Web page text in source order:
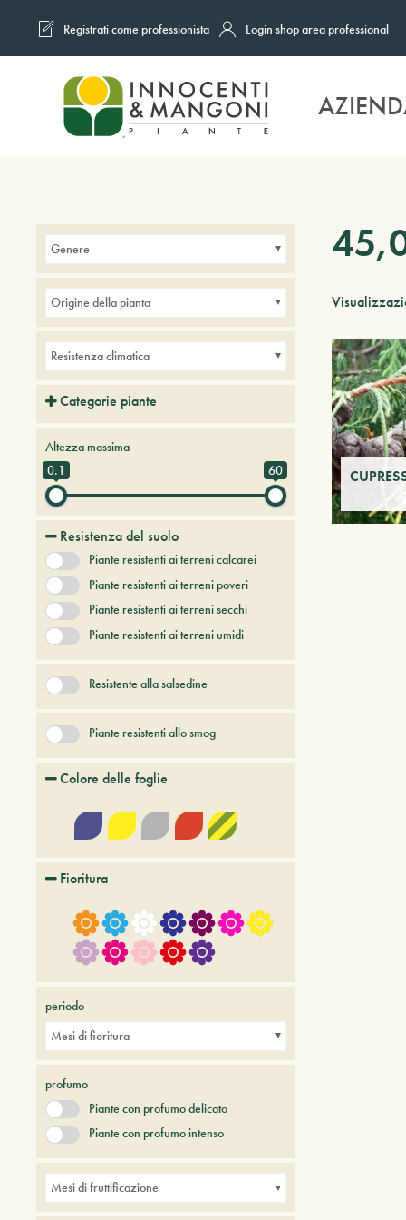
Skip to main content
Registrati come professionista Login shop area professional
Genere
Origine della pianta
Resistenza climatica
Categorie piante
Alberi e arbusti a foglia caduca
Alberi e arbusti persistenti
Alberi e piante del futuro
Conifere
+ Show More
Altezza massima
0.1
60
Resistenza del suolo
Piante resistenti ai terreni calcarei
Piante resistenti ai terreni poveri
Piante resistenti ai terreni secchi
Piante resistenti ai terreni umidi
Resistente alla salsedine
Piante resistenti allo smog
Colore delle foglie
Fioritura
periodo
Mesi di fioritura
profumo
Piante con profumo delicato
Piante con profumo intenso
Mesi di fruttificazione